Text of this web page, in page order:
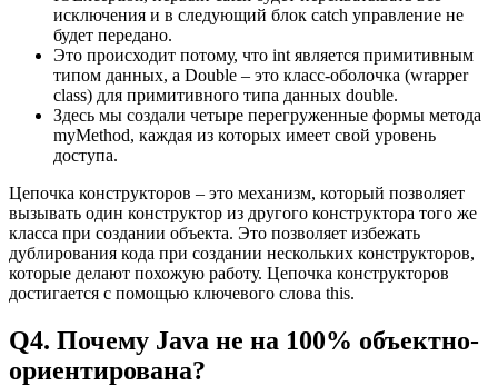
исключения и в следующий блок catch управление не
будет передано.
Это происходит потому, что int является примитивным
типом данных, а Double – это класс-оболочка (wrapper
class) для примитивного типа данных double.
Здесь мы создали четыре перегруженные формы метода
myMethod, каждая из которых имеет свой уровень
доступа.
Цепочка конструкторов – это механизм, который позволяет
вызывать один конструктор из другого конструктора того же
класса при создании объекта. Это позволяет избежать
дублирования кода при создании нескольких конструкторов,
которые делают похожую работу. Цепочка конструкторов
достигается с помощью ключевого слова this.
Q4. Почему Java не на 100% объектно-
ориентирована?